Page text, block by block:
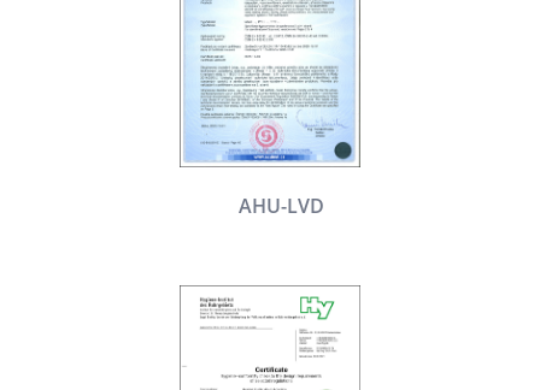
AHU-LVD